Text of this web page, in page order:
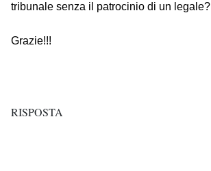
tribunale senza il patrocinio di un legale?
Grazie!!!
RISPOSTA